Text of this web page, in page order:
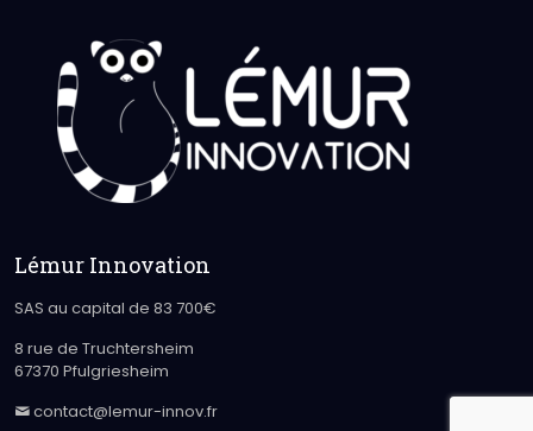
Lémur Innovation
SAS au capital de 83 700€
8 rue de Truchtersheim
67370 Pfulgriesheim
contact@lemur-innov.fr